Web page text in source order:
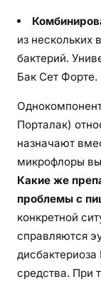
из нескольких
бактерий.
Бак Сет Форте.
Порталак)
назначают
микрофлоры
Какие же
проблемы с
конкретной
справляются
средства. При